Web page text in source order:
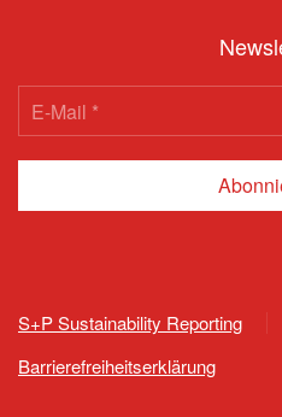
S+P Sustainability Reporting
Barrierefreiheitserklärung